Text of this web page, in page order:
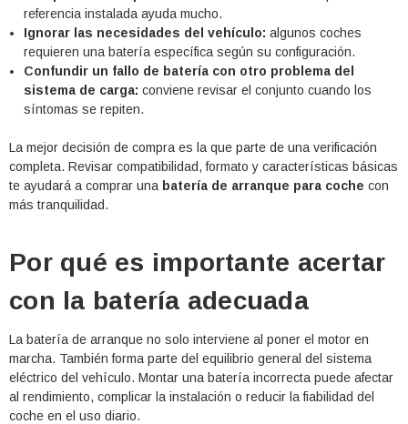
referencia instalada ayuda mucho.
Ignorar las necesidades del vehículo: algunos coches
requieren una batería específica según su configuración.
Confundir un fallo de batería con otro problema del
sistema de carga: conviene revisar el conjunto cuando los
síntomas se repiten.
La mejor decisión de compra es la que parte de una verificación
completa. Revisar compatibilidad, formato y características básicas
te ayudará a comprar una batería de arranque para coche con
más tranquilidad.
Por qué es importante acertar
con la batería adecuada
La batería de arranque no solo interviene al poner el motor en
marcha. También forma parte del equilibrio general del sistema
eléctrico del vehículo. Montar una batería incorrecta puede afectar
al rendimiento, complicar la instalación o reducir la fiabilidad del
coche en el uso diario.